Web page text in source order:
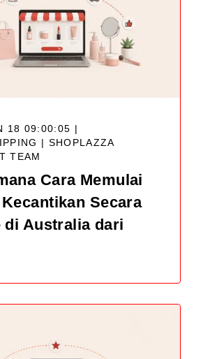
18 09:00:05 |
| SHOPLAZZA
TEAM
Cara Memulai
Secara
di Australia dari